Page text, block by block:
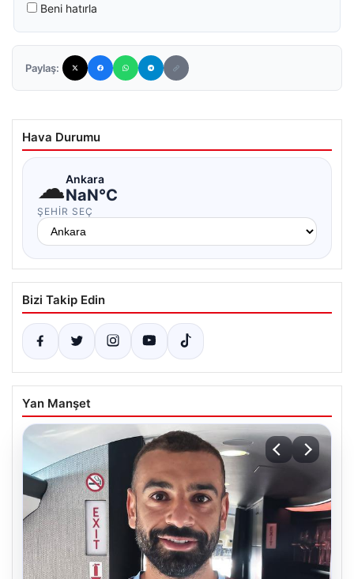
Beni hatırla
Paylaş:
Hava Durumu
☁Ankara
NaN°C
ŞEHIR SEÇ
Bizi Takip Edin
Yan Manşet